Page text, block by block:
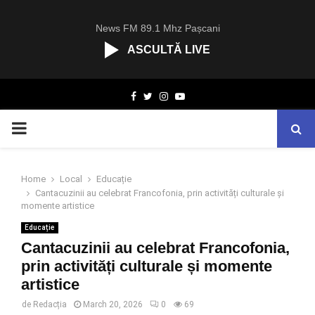
News FM 89.1 Mhz Pașcani
ASCULTĂ LIVE
Facebook
TwitterInstagram
Youtube
PRIMARY
Home Local
Educație
Cantacuzinii au celebrat Francofonia, prin activități culturale și
momente artistice
Educație
Cantacuzinii au celebrat Francofonia,
prin activități culturale și momente
artistice
de Redacția March 20, 2026 0 69